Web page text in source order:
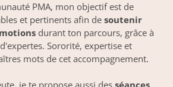
PMA, mon objectif est de
et pertinents afin de soutenir
durant ton parcours, grâce à
Sororité, expertise et
mots de cet accompagnement.